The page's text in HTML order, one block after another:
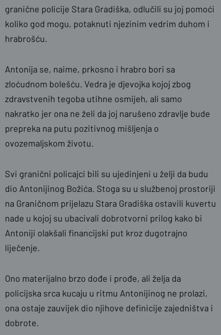
granične policije Stara Gradiška, odlučili su joj pomoći
koliko god mogu, potaknuti njezinim vedrim duhom i
hrabrošću.
Antonija se, naime, prkosno i hrabro bori sa
zloćudnom bolešću. Vedra je djevojka kojoj zbog
zdravstvenih tegoba utihne osmijeh, ali samo
nakratko jer ona ne želi da joj narušeno zdravlje bude
prepreka na putu pozitivnog mišljenja o
ovozemaljskom životu.
Svi granični policajci bili su ujedinjeni u želji da budu
dio Antonijinog Božića. Stoga su u službenoj prostoriji
na Graničnom prijelazu Stara Gradiška ostavili kuvertu
nade u kojoj su ubacivali dobrotvorni prilog kako bi
Antoniji olakšali financijski put kroz dugotrajno
liječenje.
Ono materijalno brzo dođe i prođe, ali želja da
policijska srca kucaju u ritmu Antonijinog ne prolazi,
ona ostaje zauvijek dio njihove definicije zajedništva i
dobrote.